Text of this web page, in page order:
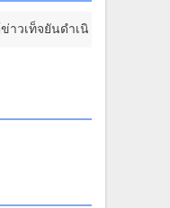
ยันดำเนินงานตามธรรมาภิบ